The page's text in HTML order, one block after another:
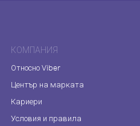
КОМПАНИЯ
Относно Viber
Център на марката
Кариери
Условия и правила